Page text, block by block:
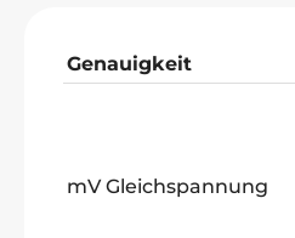
Genauigkeit
mV Gleichspannung